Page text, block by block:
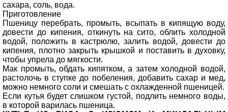
сахара, соль, вода.
Приготовление
Пшеницу перебрать, промыть, всыпать в кипящую воду,
довести до кипения, откинуть на сито, облить холодной
водой, положить в кастрюлю, залить водой, довести до
кипения, плотно закрыть крышкой и поставить в духовку,
чтобы упрела до мягкости.
Мак промыть, обдать кипятком, а затем холодной водой,
растолочь в ступке до побеления, добавить сахар и мед,
можно немного соли и смешать с охлажденной пшеницей.
Если кутья будет слишком густой, подлить немного воды,
в которой варилась пшеница.